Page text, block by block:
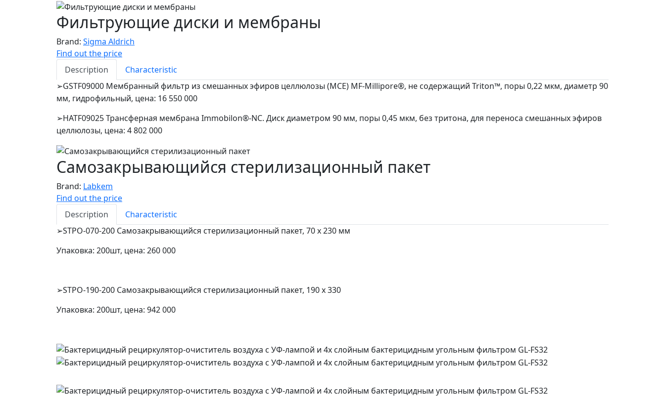
Фильтрующие диски и мембраны
Brand: Sigma Aldrich
Find out the price
Description
Characteristic
➢GSTF09000 Мембранный фильтр из смешанных эфиров целлюлозы (MCE) MF-Millipore®, не содержащий Triton™, поры 0,22 мкм, диаметр 90
мм, гидрофильный, цена: 16 550 000
➢HATF09025 Трансферная мембрана Immobilon®-NC. Диск диаметром 90 мм, поры 0,45 мкм, без тритона, для переноса смешанных эфиров
целлюлозы, цена: 4 802 000
Самозакрывающийся стерилизационный пакет
Brand: Labkem
Find out the price
Description
Characteristic
➢STPO-070-200 Самозакрывающийся стерилизационный пакет, 70 x 230 мм
Упаковка: 200шт, цена: 260 000
➢STPO-190-200 Самозакрывающийся стерилизационный пакет, 190 x 330
Упаковка: 200шт, цена: 942 000